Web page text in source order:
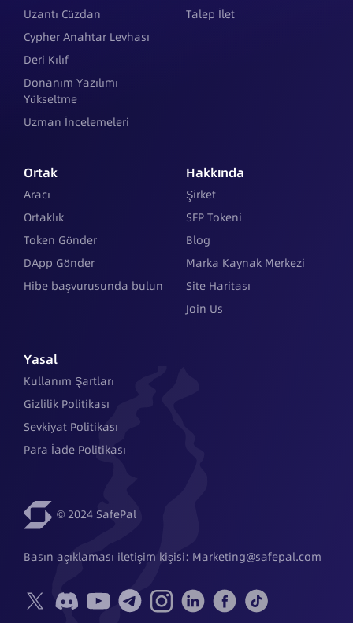
Uzantı Cüzdan
Cypher Anahtar Levhası
Deri Kılıf
Donanım Yazılımı
Yükseltme
Uzman İncelemeleri
Talep İlet
Ortak
Aracı
Ortaklık
Token Gönder
DApp Gönder
Hibe başvurusunda bulun
Hakkında
Şirket
SFP Tokeni
Blog
Marka Kaynak Merkezi
Site Haritası
Join Us
Yasal
Kullanım Şartları
Gizlilik Politikası
Sevkiyat Politikası
Para İade Politikası
© 2024 SafePal
Basın açıklaması iletişim kişisi: Marketing@safepal.com